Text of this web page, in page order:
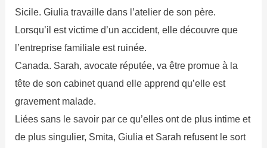
Sicile. Giulia travaille dans l’atelier de son père.
Lorsqu’il est victime d’un accident, elle découvre que
l’entreprise familiale est ruinée.
Canada. Sarah, avocate réputée, va être promue à la
tête de son cabinet quand elle apprend qu’elle est
gravement malade.
Liées sans le savoir par ce qu’elles ont de plus intime et
de plus singulier, Smita, Giulia et Sarah refusent le sort